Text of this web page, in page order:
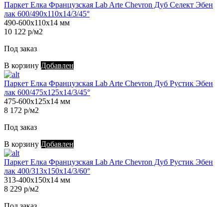
Паркет Елка Французская Lab Arte Chevron Дуб Селект Эбен
лак 600/490х110х14/3/45°
490-600х110х14 мм
10 122 р/м2
Под заказ
В корзину Добавлен
Паркет Елка Французская Lab Arte Chevron Дуб Рустик Эбен
лак 600/475х125х14/3/45°
475-600х125х14 мм
8 172 р/м2
Под заказ
В корзину Добавлен
Паркет Елка Французская Lab Arte Chevron Дуб Рустик Эбен
лак 400/313х150х14/3/60°
313-400х150х14 мм
8 229 р/м2